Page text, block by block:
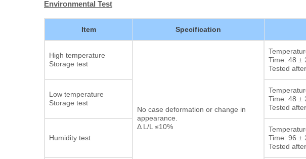
Environmental Test
Item Specification
High temperature
Storage test
No case deformation or change in
appearance.
Δ L/L ≤10%
Time: 48 ±
Tested
Low temperature
Storage test
Time: 48 ±
Tested
Humidity test
Time: 96 ±
Tested